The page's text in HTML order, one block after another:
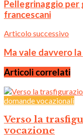
Pellegrinaggio per
francescani
Articolo successivo
Ma vale davvero
Articoli correlati
domande vocazionali
Verso la
vocazione